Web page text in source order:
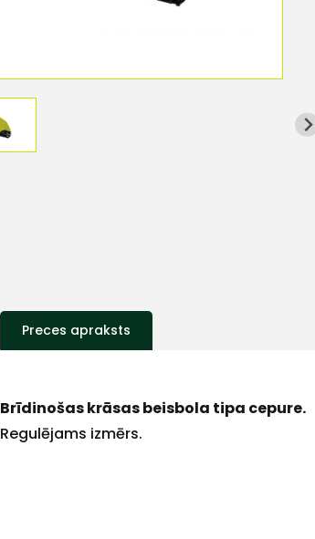
Preces apraksts
Brīdinošas krāsas beisbola tipa cepure.
Regulējams izmērs.